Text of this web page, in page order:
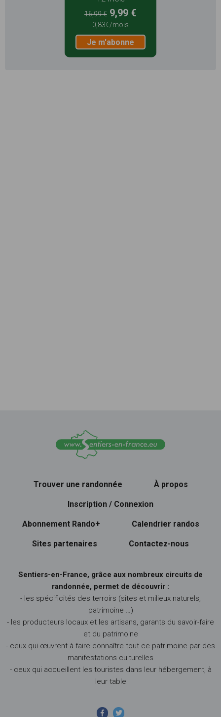
16,99 € 9,99 €
0,83€/mois
Je m'abonne
Trouver une randonnée À propos
Inscription / Connexion
Abonnement Rando+ Calendrier randos
Sites partenaires Contactez-nous
Sentiers-en-France, grâce aux nombreux circuits de
randonnée, permet de découvrir :
- les spécificités des terroirs (sites et milieux naturels,
patrimoine …)
- les producteurs locaux et les artisans, garants du savoir-faire
et du patrimoine
- ceux qui œuvrent à faire connaître tout ce patrimoine par des
manifestations culturelles
- ceux qui accueillent les touristes dans leur hébergement, à
leur table